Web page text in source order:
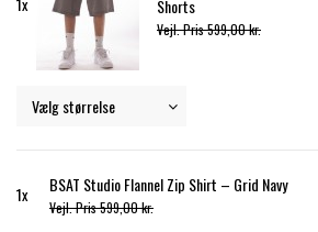
Shorts
Vejl. Pris 599,00 kr.
1x BSAT Studio Flannel Zip Shirt – Grid Navy
Vejl. Pris 599,00 kr.